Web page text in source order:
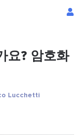
요? 암호화
Lucchetti